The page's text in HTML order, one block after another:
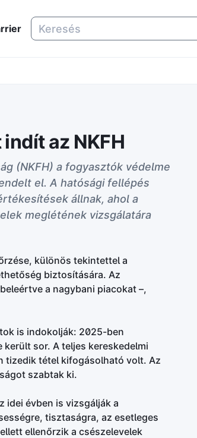
az NKFH
(NKFH) a fogyasztók védelme
el. A hatósági fellépés
állnak, ahol a
meglétének vizsgálatára
különös tekintettel a
biztosítására. Az
a nagybani piacokat –,
is indokolják: 2025-ben
sor. A teljes kereskedelmi
tizedik tétel kifogásolható volt. Az
szabtak ki.
idei évben is vizsgálják a
tisztaságra, az esetleges
ellenőrzik a csészelevelek